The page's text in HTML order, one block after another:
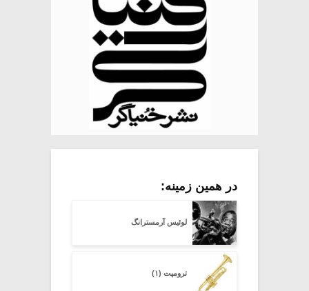
در همین زمینه:
لوئیس آرمسترانگ
ترومپت (۱)